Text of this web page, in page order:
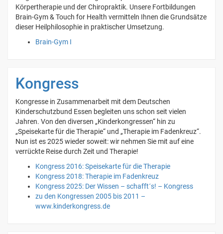
Körpertherapie und der Chiropraktik. Unsere Fortbildungen
Brain-Gym & Touch for Health vermitteln Ihnen die Grundsätze
dieser Heilphilosophie in praktischer Umsetzung.
Brain-Gym I
Kongress
Kongresse in Zusammenarbeit mit dem Deutschen
Kinderschutzbund Essen begleiten uns schon seit vielen
Jahren. Von den diversen „Kinderkongressen“ hin zu
„Speisekarte für die Therapie“ und „Therapie im Fadenkreuz“.
Nun ist es 2025 wieder soweit: wir nehmen Sie mit auf eine
verrückte Reise durch Zeit und Therapie!
Kongress 2016: Speisekarte für die Therapie
Kongress 2018: Therapie im Fadenkreuz
Kongress 2025: Der Wissen – schafft´s! – Kongress
zu den Kongressen 2005 bis 2011 –
www.kinderkongress.de